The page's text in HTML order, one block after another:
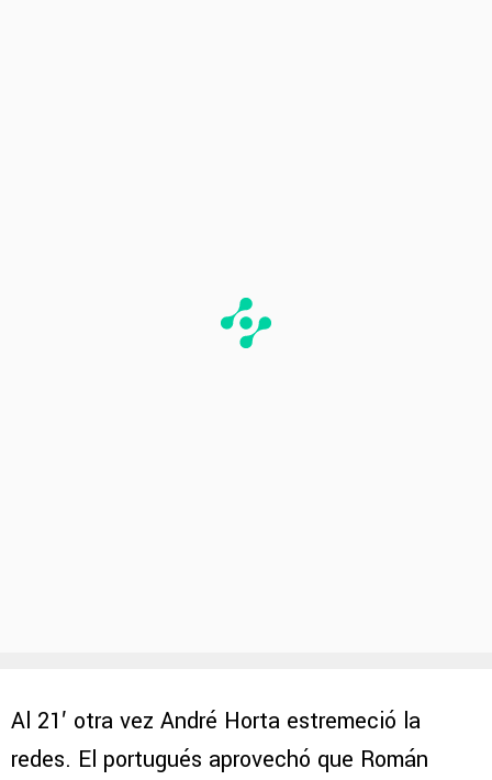
Al 21′ otra vez André Horta estremeció la
redes. El portugués aprovechó que Román